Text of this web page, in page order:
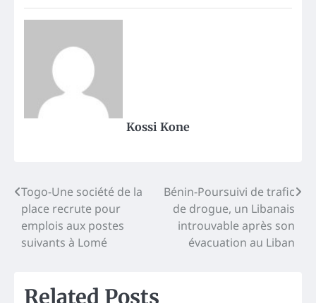
Kossi Kone
Post
navigation
Togo-Une société de la
place recrute pour
emplois aux postes
suivants à Lomé
Bénin-Poursuivi de trafic
de drogue, un Libanais
introuvable après son
évacuation au Liban
Related Posts